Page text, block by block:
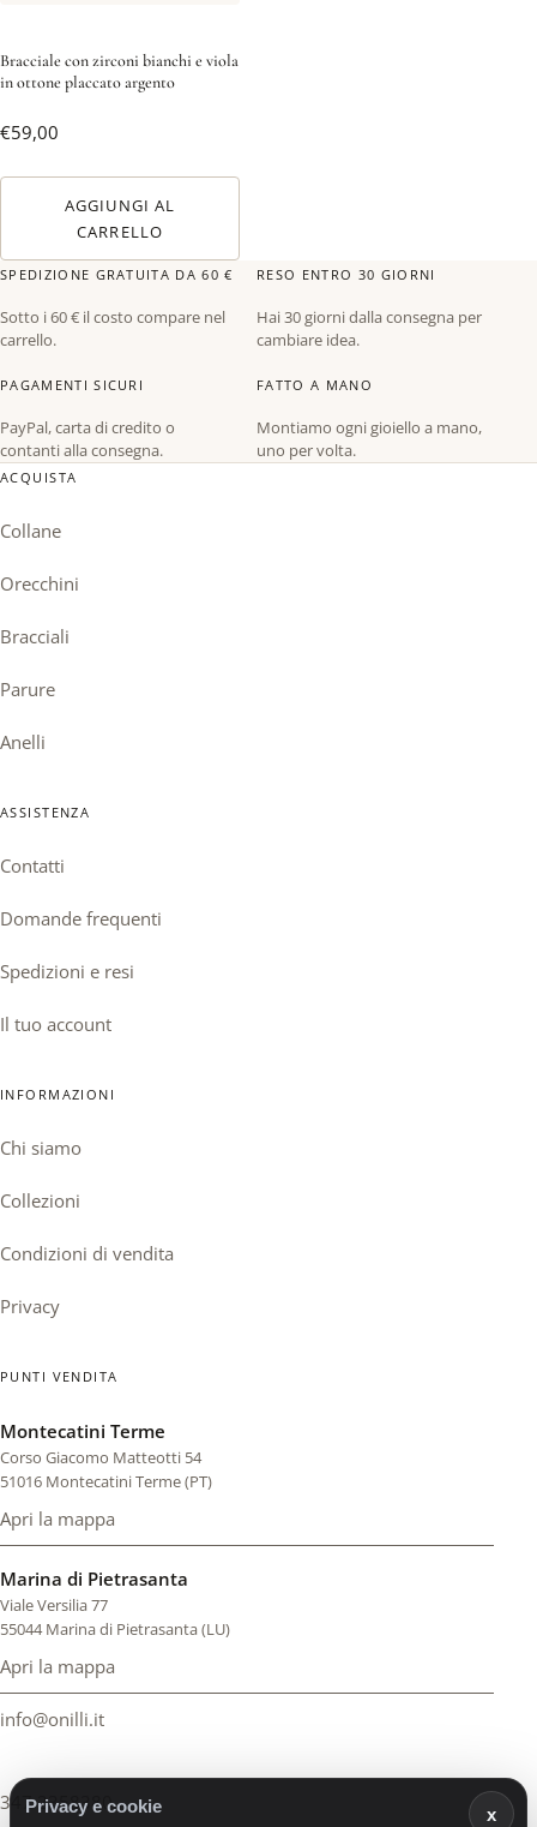
Bracciale con zirconi bianchi e viola
in ottone placcato argento
€59,00
AGGIUNGI AL
CARRELLO
SPEDIZIONE GRATUITA DA 60 €
Sotto i 60 € il costo compare nel
carrello.
RESO ENTRO 30 GIORNI
Hai 30 giorni dalla consegna per
cambiare idea.
PAGAMENTI SICURI
PayPal, carta di credito o
contanti alla consegna.
FATTO A MANO
Montiamo ogni gioiello a mano,
uno per volta.
ACQUISTA
Collane
Orecchini
Bracciali
Parure
Anelli
ASSISTENZA
Contatti
Domande frequenti
Spedizioni e resi
Il tuo account
INFORMAZIONI
Chi siamo
Collezioni
Condizioni di vendita
Privacy
PUNTI VENDITA
Montecatini Terme
Corso Giacomo Matteotti 54
51016 Montecatini Terme (PT)
Apri la mappa
di Montecatini Terme (si apre in una scheda nuova)
Marina di Pietrasanta
Viale Versilia 77
55044 Marina di Pietrasanta (LU)
Apri la mappa
di Marina di Pietrasanta (si apre in una scheda nuova)
info@onilli.it
347 2358380 x
Privacy e cookie